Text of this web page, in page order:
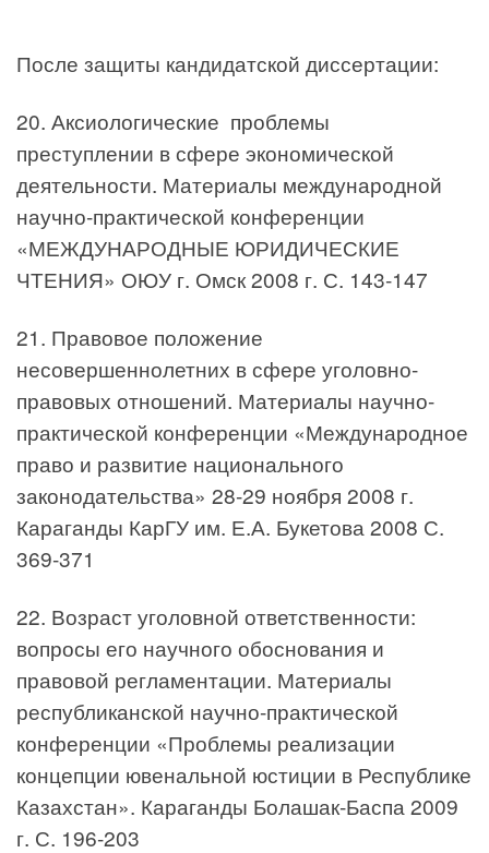
После защиты кандидатской диссертации:
20. Аксиологические проблемы
преступлении в сфере экономической
деятельности. Материалы международной
научно-практической конференции
«МЕЖДУНАРОДНЫЕ ЮРИДИЧЕСКИЕ
ЧТЕНИЯ» ОЮУ г. Омск 2008 г. С. 143-147
21. Правовое положение
несовершеннолетних в сфере уголовно-
правовых отношений. Материалы научно-
практической конференции «Международное
право и развитие национального
законодательства» 28-29 ноября 2008 г.
Караганды КарГУ им. Е.А. Букетова 2008 С.
369-371
22. Возраст уголовной ответственности:
вопросы его научного обоснования и
правовой регламентации. Материалы
республиканской научно-практической
конференции «Проблемы реализации
концепции ювенальной юстиции в Республике
Казахстан». Караганды Болашак-Баспа 2009
г. С. 196-203